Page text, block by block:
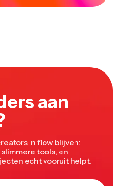
aan
in flow blijven:
tools, en
echt vooruit helpt.